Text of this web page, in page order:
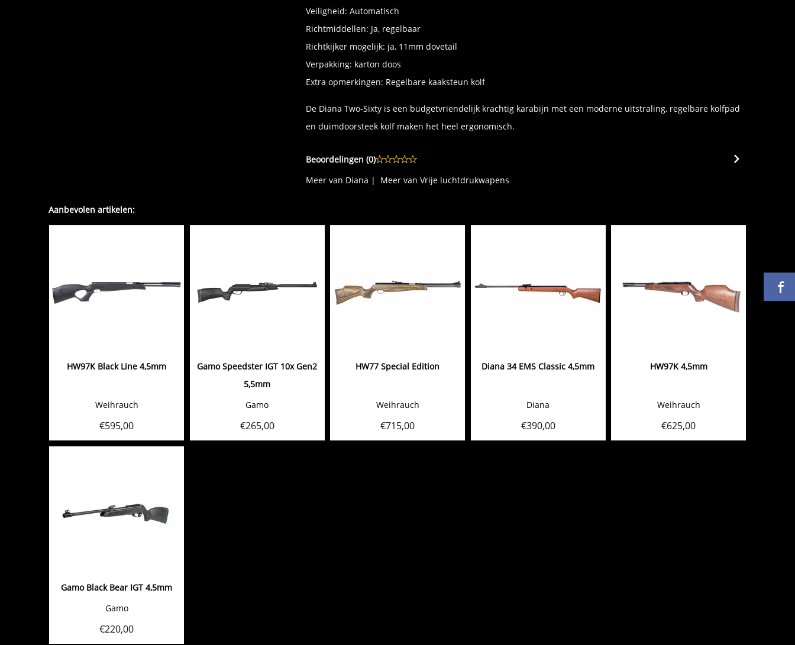
Veiligheid: Automatisch
Richtmiddellen: Ja, regelbaar
Richtkijker mogelijk: ja, 11mm dovetail
Verpakking: karton doos
Extra opmerkingen: Regelbare kaaksteun kolf
De Diana Two-Sixty is een budgetvriendelijk krachtig karabijn met een moderne uitstraling, regelbare kolfpad
en duimdoorsteek kolf maken het heel ergonomisch.
Beoordelingen (0)
Meer van Diana | Meer van Vrije luchtdrukwapens
Aanbevolen artikelen:
HW97K Black Line 4,5mm
Weihrauch
€595,00
Gamo Speedster IGT 10x Gen2
5,5mm
Gamo
€265,00
HW77 Special Edition
Weihrauch
€715,00
Diana 34 EMS Classic 4,5mm
Diana
€390,00
HW97K 4,5mm
Weihrauch
€625,00
Gamo Black Bear IGT 4,5mm
Gamo
€220,00